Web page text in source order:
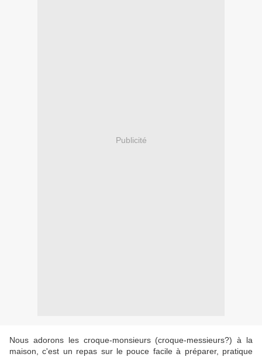
Publicité
Nous adorons les croque-monsieurs (croque-messieurs?) à la
maison, c'est un repas sur le pouce facile à préparer, pratique